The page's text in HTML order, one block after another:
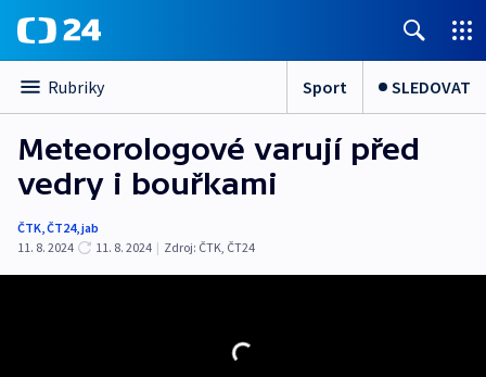
Rubriky Sport SLEDOVAT
Meteorologové varují před
vedry i bouřkami
ČTK,ČT24,jab
11. 8. 2024
11. 8. 2024 | Zdroj: ČTK, ČT24